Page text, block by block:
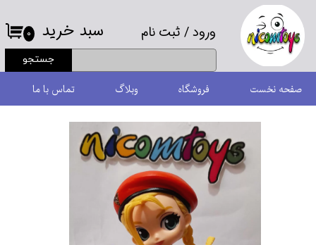
ورود/ ثبت نام
حساب کاربری من
تغییر گذر واژه
سفارشات
خروج از حساب کاربری
جستجو
۰ سبد خرید
صفحه نخست فروشگاه وبلاگ تماس با ما